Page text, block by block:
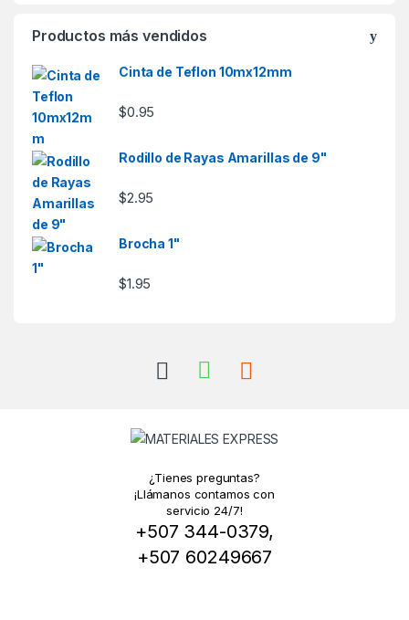
Productos más vendidos
Cinta de Teflon 10mx12mm
$0.95
Rodillo de Rayas Amarillas de 9"
$2.95
Brocha 1"
$1.95
¿Tienes preguntas?
¡Llámanos contamos con
servicio 24/7!
+507 344-0379,
+507 60249667